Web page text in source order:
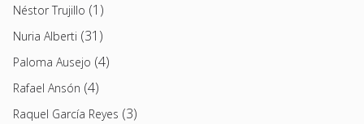
Néstor Trujillo (1)
Nuria Alberti (31)
Paloma Ausejo (4)
Rafael Ansón (4)
Raquel García Reyes (3)